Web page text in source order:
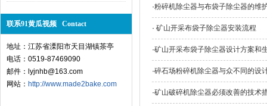
联系91黄瓜视频 Contact
地址：江苏省溧阳市天目湖镇茶亭
电话：0519-87469090
邮件：lyjnhb@163.com
网站： http://www.made2bake.com
·粉碎机除尘器与布袋子除尘器的维
· 矿山开采布袋子除尘器安装流程
·矿山开采布袋子除尘器设计方案和
·碎石场粉碎机除尘器与众不同的设
·矿山破碎机除尘器必须改善的技术